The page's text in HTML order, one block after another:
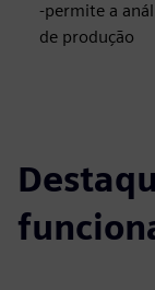
-permite a
de produção